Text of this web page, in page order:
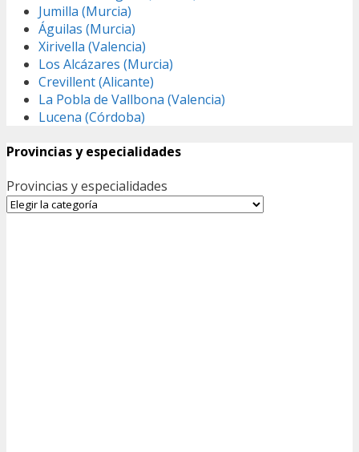
Jumilla (Murcia)
Águilas (Murcia)
Xirivella (Valencia)
Los Alcázares (Murcia)
Crevillent (Alicante)
La Pobla de Vallbona (Valencia)
Lucena (Córdoba)
Provincias y especialidades
Provincias y especialidades